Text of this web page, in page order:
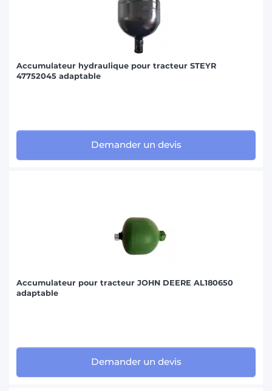
Accumulateur hydraulique pour tracteur STEYR
47752045 adaptable
Demander un devis
Accumulateur pour tracteur JOHN DEERE AL180650
adaptable
Demander un devis